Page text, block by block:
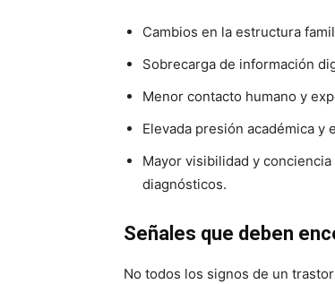
Cambios en la estructura
Sobrecarga de información
Menor contacto humano y
Elevada presión académica y
Mayor visibilidad y
diagnósticos.
Señales que deben
No todos los signos de un